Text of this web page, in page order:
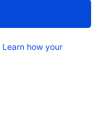
Learn how your